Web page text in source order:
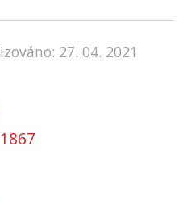
27. 04. 2021